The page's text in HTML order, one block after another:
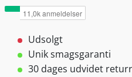
Udsolgt
Unik smagsgaranti
30 dages udvidet